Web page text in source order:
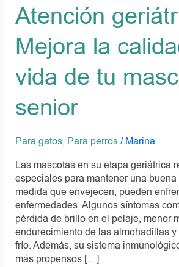
Atención
Mejora la
vida de tu
senior
Para gatos, Para perros/Marina
Las mascotas en su etapa geriátrica
especiales para mantener una
medida que envejecen, pueden
enfermedades. Algunos síntomas
pérdida de brillo en el pelaje, menor
endurecimiento de las almohadillas
frío. Además, su sistema
más propensos […]